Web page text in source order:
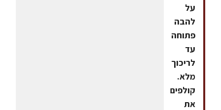
על
להבה
פתוחה
עד
לריכוך
מלא.
קולפים
את